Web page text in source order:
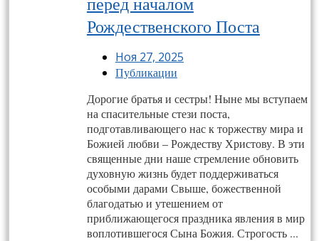
Рождественского Поста
Ноя 27, 2025
Публикации
Дорогие братья и сестры! Ныне мы вступаем
на спасительные стези поста,
подготавливающего нас к торжеству мира и
Божией любви – Рождеству Христову. В эти
священные дни наше стремление обновить
духовную жизнь будет поддерживаться
особыми дарами Свыше, божественной
благодатью и утешением от
приближающегося праздника явления в мир
воплотившегося Сына Божия. Строгость ...